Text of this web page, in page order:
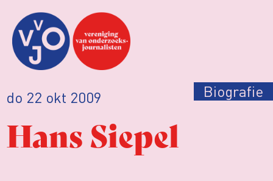
do 22 okt 2009 Biografie
Hans Siepel